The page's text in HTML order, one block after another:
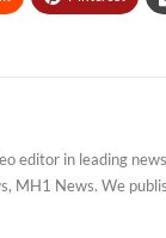
editor in leading
MH1 News. We